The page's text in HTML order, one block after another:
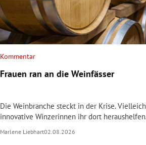
Kommentar
Frauen ran an die Weinfässer
Die Weinbranche steckt in der Krise.
innovative Winzerinnen ihr dort
Marlene Liebhart02.08.2026